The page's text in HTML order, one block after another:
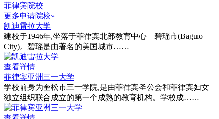
菲律宾院校
更多申请院校»
凯迪雷拉大学
建校于1946年,坐落于菲律宾北部教育中心―碧瑶市(Baguio
City)。碧瑶是由著名的美国城市……
查看详情
菲律宾亚洲三一大学
学校前身为奎松市三一学院,是由菲律宾圣公会和菲律宾妇女
独立组织联合成立的第一个成熟的教育机构。学校成……